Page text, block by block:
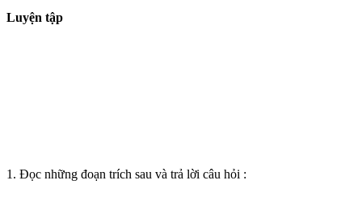
Luyện tập
1. Đọc những đoạn trích sau và trả lời câu hỏi :